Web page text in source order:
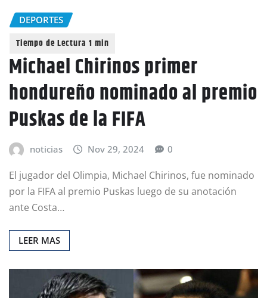
DEPORTES
Michael Chirinos primer
hondureño nominado al premio
Puskas de la FIFA
noticias Nov 29, 2024 0
El jugador del Olimpia, Michael Chirinos, fue nominado
por la FIFA al premio Puskas luego de su anotación
ante Costa…
LEER MAS